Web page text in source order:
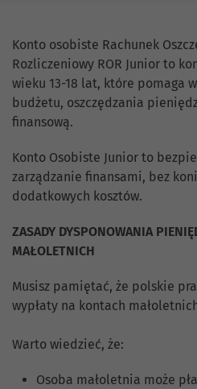
Konto osobiste Rachunek
Rozliczeniowy ROR Junior to
wieku 13-18 lat, które pomaga
budżetu, oszczędzania
finansową.
Konto Osobiste Junior to
zarządzanie finansami, bez
dodatkowych kosztów.
ZASADY DYSPONOWANIA
MAŁOLETNICH
Musisz pamiętać, że polskie
wypłaty na kontach
Warto wiedzieć, że:
Osoba małoletnia może